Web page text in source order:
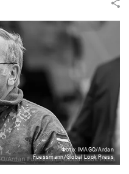
Фото: IMAGO/Ardan
Fuessmann/Global Look Press